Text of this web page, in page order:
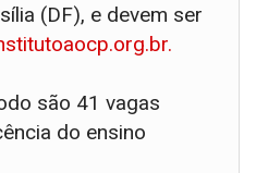
(DF), e devem ser
são 41 vagas
do ensino